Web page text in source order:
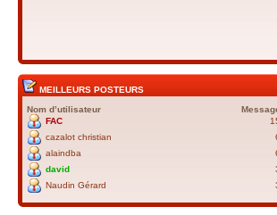
MEILLEURS POSTEURS
Nom d’utilisateur
FAC
cazalot christian
alaindba
david
Naudin Gérard